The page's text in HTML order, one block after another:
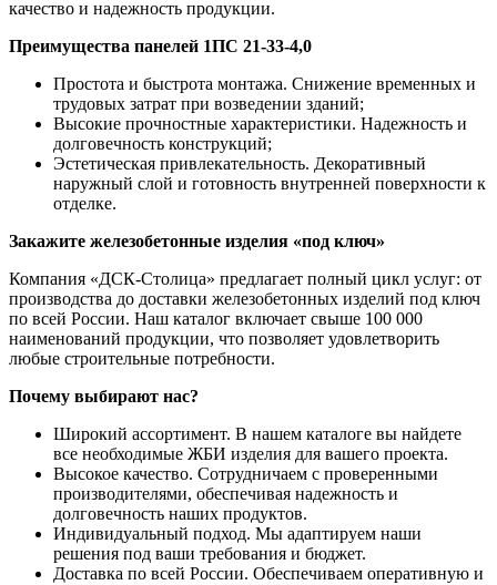
качество и надежность продукции.
Преимущества панелей 1ПС 21-33-4,0
Простота и быстрота монтажа. Снижение временных и
трудовых затрат при возведении зданий;
Высокие прочностные характеристики. Надежность и
долговечность конструкций;
Эстетическая привлекательность. Декоративный
наружный слой и готовность внутренней поверхности к
отделке.
Закажите железобетонные изделия «под ключ»
Компания «ДСК-Столица» предлагает полный цикл услуг: от
производства до доставки железобетонных изделий под ключ
по всей России. Наш каталог включает свыше 100 000
наименований продукции, что позволяет удовлетворить
любые строительные потребности.
Почему выбирают нас?
Широкий ассортимент. В нашем каталоге вы найдете
все необходимые ЖБИ изделия для вашего проекта.
Высокое качество. Сотрудничаем с проверенными
производителями, обеспечивая надежность и
долговечность наших продуктов.
Индивидуальный подход. Мы адаптируем наши
решения под ваши требования и бюджет.
Доставка по всей России. Обеспечиваем оперативную и